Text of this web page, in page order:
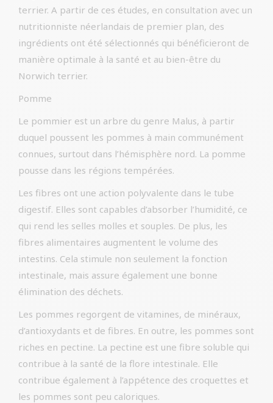
terrier. A partir de ces études, en consultation avec un
nutritionniste néerlandais de premier plan, des
ingrédients ont été sélectionnés qui bénéficieront de
manière optimale à la santé et au bien-être du
Norwich terrier.
Pomme
Le pommier est un arbre du genre Malus, à partir
duquel poussent les pommes à main communément
connues, surtout dans l’hémisphère nord. La pomme
pousse dans les régions tempérées.
Les fibres ont une action polyvalente dans le tube
digestif. Elles sont capables d’absorber l’humidité, ce
qui rend les selles molles et souples. De plus, les
fibres alimentaires augmentent le volume des
intestins. Cela stimule non seulement la fonction
intestinale, mais assure également une bonne
élimination des déchets.
Les pommes regorgent de vitamines, de minéraux,
d’antioxydants et de fibres. En outre, les pommes sont
riches en pectine. La pectine est une fibre soluble qui
contribue à la santé de la flore intestinale. Elle
contribue également à l’appétence des croquettes et
les pommes sont peu caloriques.